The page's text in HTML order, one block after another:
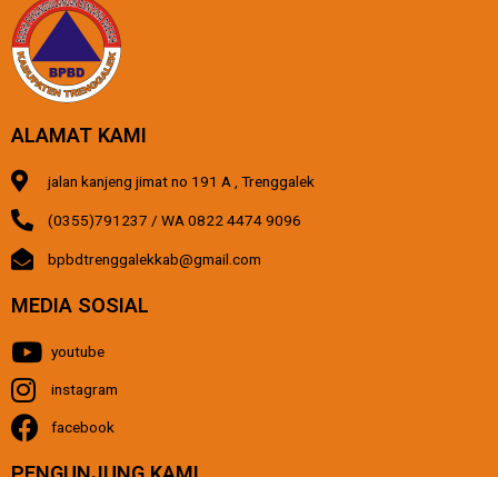
ALAMAT KAMI
jalan kanjeng jimat no 191 A , Trenggalek
(0355)791237 / WA 0822 4474 9096
bpbdtrenggalekkab@gmail.com
MEDIA SOSIAL
youtube
instagram
facebook